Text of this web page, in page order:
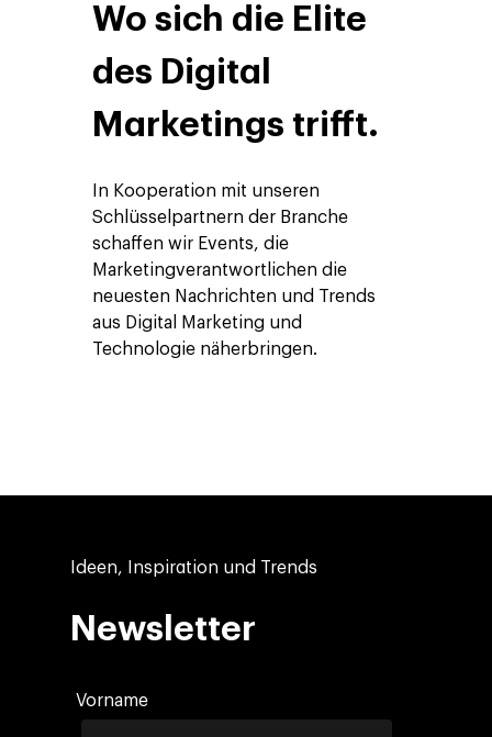
Wo sich die Elite
des Digital
Marketings trifft.
In Kooperation mit unseren
Schlüsselpartnern der Branche
schaffen wir Events, die
Marketingverantwortlichen die
neuesten Nachrichten und Trends
aus Digital Marketing und
Technologie näherbringen.
Ideen, Inspiration und Trends
Newsletter
Vorname